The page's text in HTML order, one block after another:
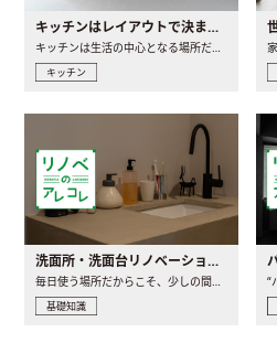
キッチンはレイアウトで決まる。後悔しないための考え方と選び方
キッチン
洗面所・洗面台リノベーションの事例と間取りアイデア
毎日使う場所だからこそ、少しの間取りの工夫や素材の選び方で..
基礎知識